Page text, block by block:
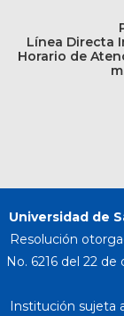
Línea Directa
Horario de
Universidad de
Resolución
No. 6216 del 22
Institución sujeta